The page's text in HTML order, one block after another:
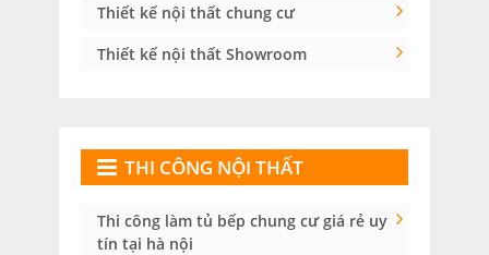
Thiết kế nội thất chung cư
Thiết kế nội thất Showroom
THI CÔNG NỘI THẤT
Thi công làm tủ bếp chung cư giá rẻ uy
tín tại hà nội